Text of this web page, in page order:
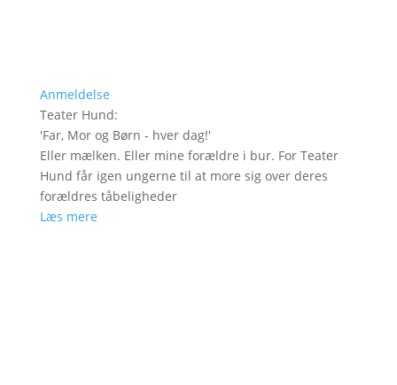
Anmeldelse
Teater Hund:
'Far, Mor og Børn - hver dag!'
Eller mælken. Eller mine forældre i bur. For Teater
Hund får igen ungerne til at more sig over deres
forældres tåbeligheder
Læs mere